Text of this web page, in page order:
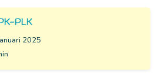
PLK
2025